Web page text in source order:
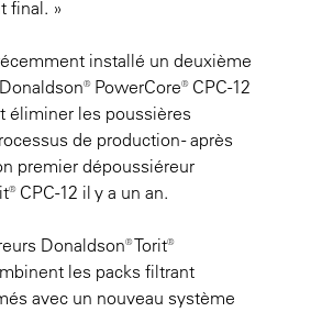
final. »
installé un deuxième
PowerCore® CPC-12
éliminer les poussières
de production - après
premier dépoussiéreur
CPC-12 il y a un an.
Donaldson® Torit®
les packs filtrant
avec un nouveau système